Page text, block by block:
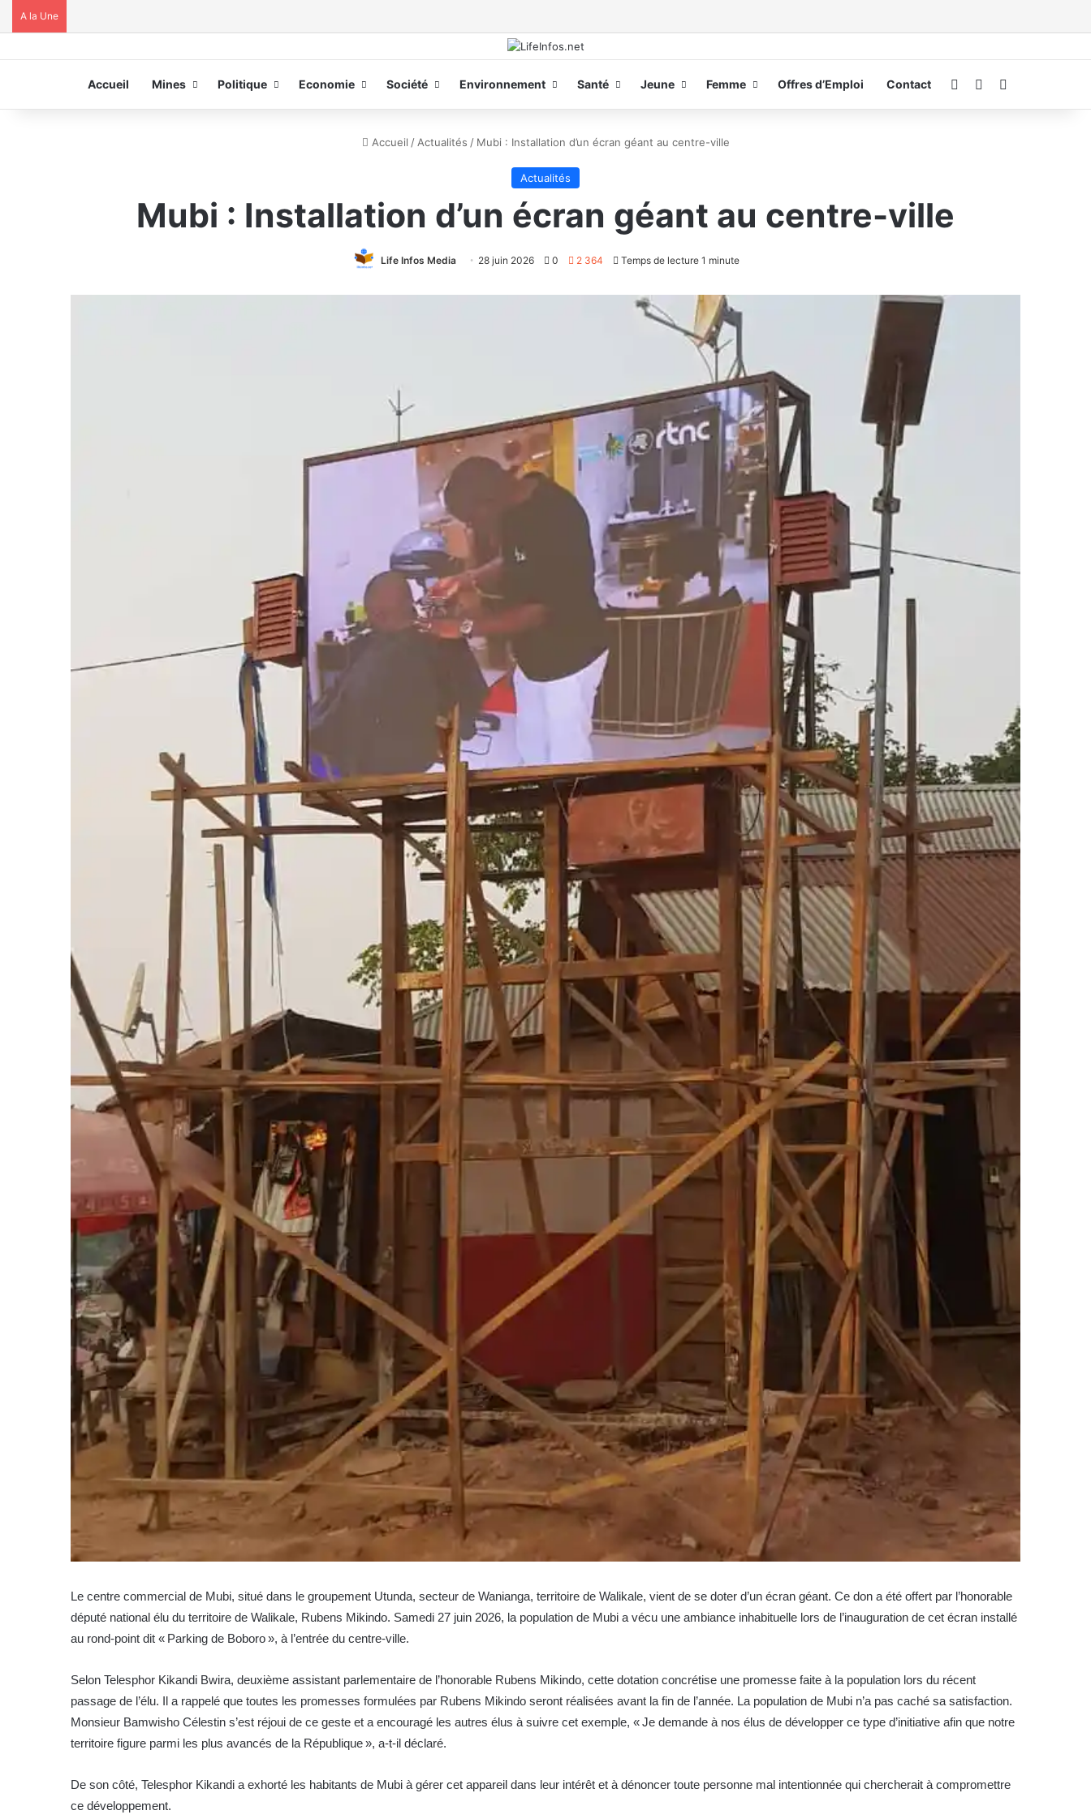
A la Une
Accueil Mines Politique Economie Société Environnement Santé Jeune Femme Offres d’Emploi Contact ConnexionSwitch skin
Accueil / Actualités / Mubi : Installation d’un écran géant au centre-ville
Actualités
Mubi : Installation d’un écran géant au centre-ville
Life Infos Media 28 juin 2026 0 2 364 Temps de lecture 1 minute
Le centre commercial de Mubi, situé dans le groupement Utunda, secteur de Wanianga, territoire de Walikale, vient de se doter d’un écran géant. Ce don a été offert par l’honorable
député national élu du territoire de Walikale, Rubens Mikindo. Samedi 27 juin 2026, la population de Mubi a vécu une ambiance inhabituelle lors de l’inauguration de cet écran installé
au rond-point dit « Parking de Boboro », à l’entrée du centre-ville.
Selon Telesphor Kikandi Bwira, deuxième assistant parlementaire de l’honorable Rubens Mikindo, cette dotation concrétise une promesse faite à la population lors du récent
passage de l’élu. Il a rappelé que toutes les promesses formulées par Rubens Mikindo seront réalisées avant la fin de l’année. La population de Mubi n’a pas caché sa satisfaction.
Monsieur Bamwisho Célestin s’est réjoui de ce geste et a encouragé les autres élus à suivre cet exemple, « Je demande à nos élus de développer ce type d’initiative afin que notre
territoire figure parmi les plus avancés de la République », a-t-il déclaré.
De son côté, Telesphor Kikandi a exhorté les habitants de Mubi à gérer cet appareil dans leur intérêt et à dénoncer toute personne mal intentionnée qui chercherait à compromettre
ce développement.